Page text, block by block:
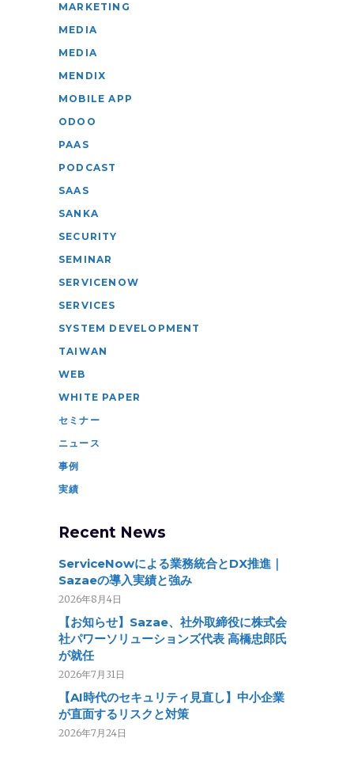
MARKETING
MEDIA
MEDIA
MENDIX
MOBILE APP
ODOO
PAAS
PODCAST
SAAS
SANKA
SECURITY
SEMINAR
SERVICENOW
SERVICES
SYSTEM DEVELOPMENT
TAIWAN
WEB
WHITE PAPER
セミナー
ニュース
事例
実績
Recent News
ServiceNowによる業務統合とDX推進｜
Sazaeの導入実績と強み
2026年8月4日
【お知らせ】Sazae、社外取締役に株式会
社パワーソリューションズ代表 高橋忠郎氏
が就任
2026年7月31日
【AI時代のセキュリティ見直し】中小企業
が直面するリスクと対策
2026年7月24日